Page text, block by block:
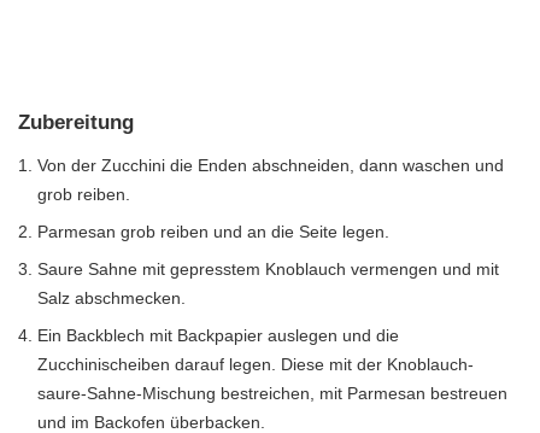
Zubereitung
Von der Zucchini die Enden abschneiden, dann waschen und
grob reiben.
Parmesan grob reiben und an die Seite legen.
Saure Sahne mit gepresstem Knoblauch vermengen und mit
Salz abschmecken.
Ein Backblech mit Backpapier auslegen und die
Zucchinischeiben darauf legen. Diese mit der Knoblauch-
saure-Sahne-Mischung bestreichen, mit Parmesan bestreuen
und im Backofen überbacken.